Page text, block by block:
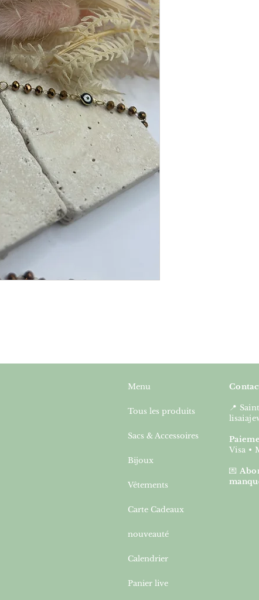
Menu
Tous les produits
Sacs & Accessoires
Bijoux
Vêtements
Carte Cadeaux
nouveauté
Calendrier
Panier live
📍
Visa •
💌